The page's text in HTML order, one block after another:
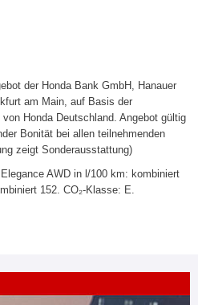
der Honda Bank GmbH, Hanauer
am Main, auf Basis der
Honda Deutschland. Angebot gültig
Bonität bei allen teilnehmenden
zeigt Sonderausstattung)
AWD in l/100 km: kombiniert
152. CO₂-Klasse: E.